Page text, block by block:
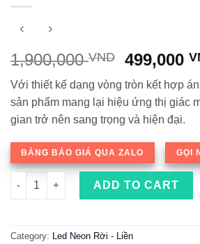
1,900,000VND 499,000
Với thiết kế dạng vòng tròn kết hợp
sản phẩm mang lại hiệu ứng thị giác
gian trở nên sang trọng và hiện đại.
BẢNG BÁO GIÁ QUA ZALO GỌI
Neon tròn trang trí đẳng cấp cho
ADD TO CART
Category: Led Neon Rời - Liền